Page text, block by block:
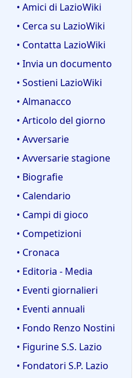
• Amici di LazioWiki
• Cerca su LazioWiki
• Contatta LazioWiki
• Invia un documento
• Sostieni LazioWiki
• Almanacco
• Articolo del giorno
• Avversarie
• Avversarie stagione
• Biografie
• Calendario
• Campi di gioco
• Competizioni
• Cronaca
• Editoria - Media
• Eventi giornalieri
• Eventi annuali
• Fondo Renzo Nostini
• Figurine S.S. Lazio
• Fondatori S.P. Lazio